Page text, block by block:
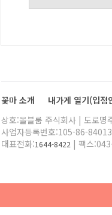
꽃마 소개 내가게 열기(입점
상호:올블룸 주식회사 | 도로
사업자등록번호:105-86-
대표전화:1644-8422 | 팩스